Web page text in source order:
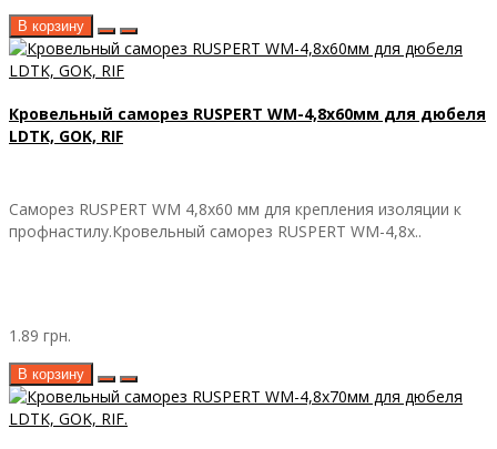
В корзину
Кровельный саморез RUSPERT WM-4,8х60мм для дюбеля
LDTK, GOK, RIF
Саморез RUSPERT WM 4,8х60 мм для крепления изоляции к
профнастилу.Кровельный саморез RUSPERT WM-4,8х..
1.89 грн.
В корзину